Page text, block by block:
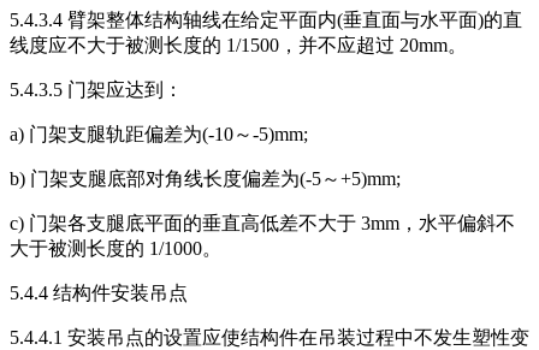
5.4.3.4 臂架整体结构轴线在给定平面内(垂直面与水平面)的直
线度应不大于被测长度的 1/1500，并不应超过 20mm。
5.4.3.5 门架应达到：
a) 门架支腿轨距偏差为(-10～-5)mm;
b) 门架支腿底部对角线长度偏差为(-5～+5)mm;
c) 门架各支腿底平面的垂直高低差不大于 3mm，水平偏斜不
大于被测长度的 1/1000。
5.4.4 结构件安装吊点
5.4.4.1 安装吊点的设置应使结构件在吊装过程中不发生塑性变